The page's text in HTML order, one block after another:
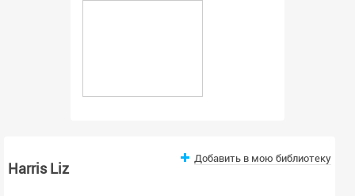
Harris Liz
Добавить в мою библиотеку